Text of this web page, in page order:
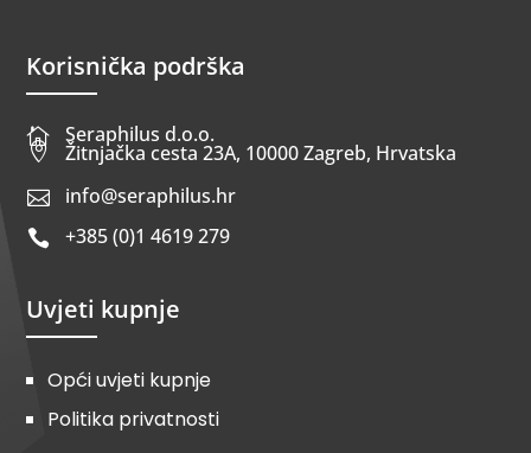
Korisnička podrška
 Seraphilus d.o.o.
 Žitnjačka cesta 23A, 10000 Zagreb, Hrvatska
 info@seraphilus.hr
 +385 (0)1 4619 279
Uvjeti kupnje
Opći uvjeti kupnje
Politika privatnosti